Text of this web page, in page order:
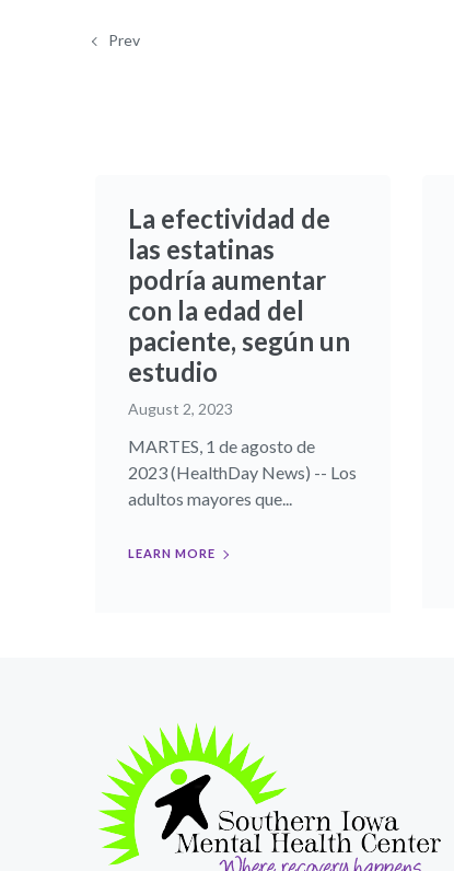
Prev
La efectividad de
las estatinas
podría aumentar
con la edad del
paciente, según un
estudio
August 2, 2023
MARTES, 1 de agosto de
2023 (HealthDay News) -- Los
adultos mayores que...
LEARN MORE